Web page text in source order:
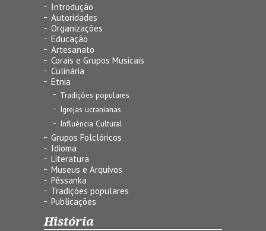
Introdução
Autoridades
Organizações
Educação
Artesanato
Corais e Grupos Musicais
Culinária
Etnia
Tradições populares
Igrejas ucranianas
Influência Cultural
Grupos Folclóricos
Idioma
Literatura
Museus e Arquivos
Pêssanka
Tradições populares
Publicações
História